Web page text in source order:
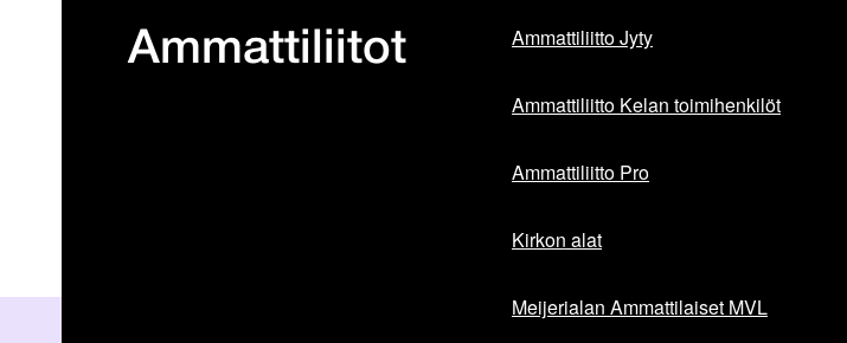
Ammattiliitot Ammattiliitto Jyty
Ammattiliitto Kelan toimihenkilöt
Ammattiliitto Pro
Kirkon alat
Meijerialan Ammattilaiset MVL